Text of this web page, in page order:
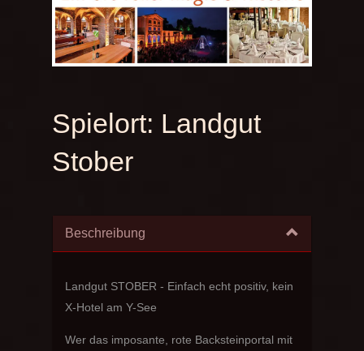
Spielort: Landgut
Stober
Beschreibung
Landgut STOBER - Einfach echt positiv, kein
X-Hotel am Y-See
Wer das imposante, rote Backsteinportal mit